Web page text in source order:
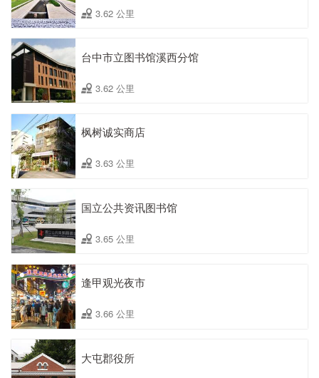
3.62 公里
台中市立图书馆溪西分馆
3.62 公里
枫树诚实商店
3.63 公里
国立公共资讯图书馆
3.65 公里
逢甲观光夜市
3.66 公里
大屯郡役所